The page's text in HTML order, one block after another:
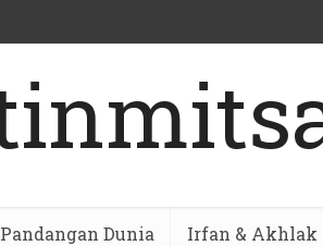
Pandangan Dunia Irfan & Akhlak